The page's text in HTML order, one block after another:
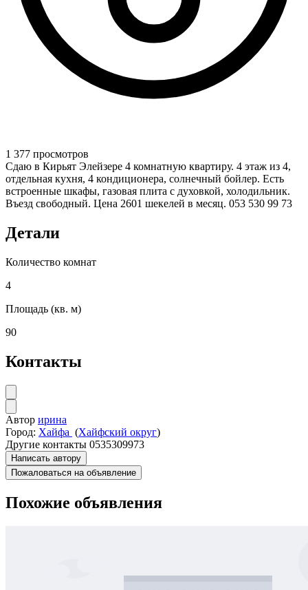
1 377 просмотров
Сдаю в Кирьят Элейзере 4 комнатную квартиру. 4 этаж из 4,
отдельная кухня, 4 кондиционера, солнечный бойлер. Есть
встроенные шкафы, газовая плита с духовкой, холодильник.
Въезд свободный. Цена 2601 шекелей в месяц. 053 530 99 73
Детали
Количество комнат
4
Площадь (кв. м)
90
Контакты
Автор ирина
Город: Хайфа (Хайфский округ)
Другие контакты 0535309973
Написать автору
Пожаловаться на объявление
Похожие объявления